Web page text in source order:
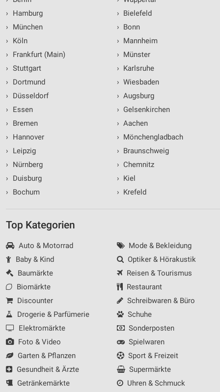
›
Hamburg
›
München
›
Köln
›
Frankfurt (Main)
› Stuttgart
›
Dortmund
›
Düsseldorf
›
Essen
›
Bremen
›
Hannover
›
Leipzig
›
Nürnberg
›
Duisburg
›
Bochum
› Bielefeld
› Bonn
› Mannheim
› Münster
› Karlsruhe
› Wiesbaden
› Augsburg
› Gelsenkirchen
› Aachen
› Mönchengladbach
› Braunschweig
› Chemnitz
› Kiel
› Krefeld
Top Kategorien
Auto & Motorrad
Baby & Kind
Baumärkte
Biomärkte
Discounter
Drogerie & Parfümerie
Elektromärkte
Foto & Video
Garten & Pflanzen
Gesundheit & Ärzte
Getränkemärkte
Mode & Bekleidung
Optiker & Hörakustik
Reisen & Tourismus
Restaurant
Schreibwaren & Büro
Schuhe
Sonderposten
Spielwaren
Sport & Freizeit
Supermärkte
Uhren & Schmuck